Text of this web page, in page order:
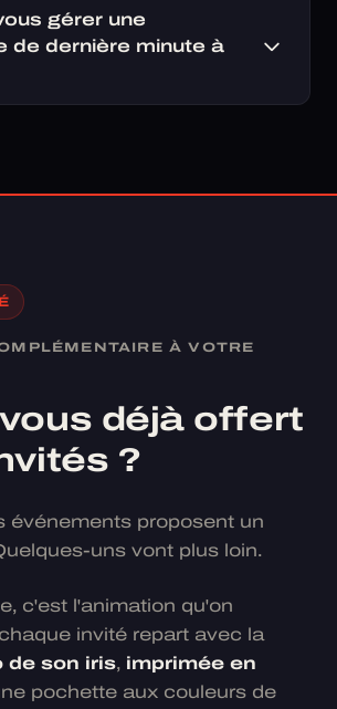
gérer une
de dernière minute à
À VOTRE
déjà offert
?
événements proposent un
uns vont plus loin.
c'est l'animation qu'on
invité repart avec la
de son iris, imprimée en
pochette aux couleurs de